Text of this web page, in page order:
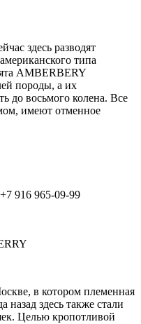
здесь разводят
типа
AMBERBERY
породы, а их
до восьмого колена. Все
имеют отменное
916 965-09-99
в котором племенная
назад здесь также стали
Целью кропотливой